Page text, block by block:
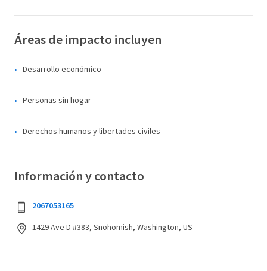
Áreas de impacto incluyen
Desarrollo económico
Personas sin hogar
Derechos humanos y libertades civiles
Información y contacto
2067053165
1429 Ave D #383, Snohomish, Washington, US